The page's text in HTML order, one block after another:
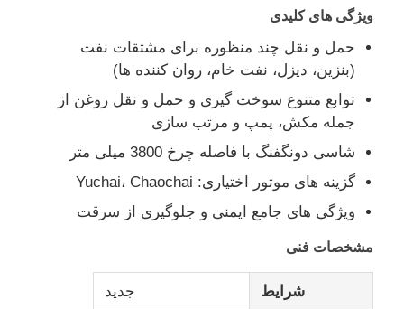
کامیون نفتکش سوخت
کانتینر مخزن ISO
کامیون تمیز کردن بهداشت
کامیون باکس یخچال دار
کامیون زباله بازوی قلاب
ویژگی های کلیدی
حمل و نقل چند منظوره برای مشتقات نفت
(بنزین، دیزل، نفت خام، روان کننده ها)
توابع متنوع سوخت گیری و حمل و نقل روغن از
جمله مکش، پمپ و مرتب سازی
شاسی دونگفنگ با فاصله چرخ 3800 میلی متر
گزینه های موتور اختیاری: Yuchai، Chaochai
ویژگی های جامع ایمنی و جلوگیری از سرقت
مشخصات فنی
شرایط جدید